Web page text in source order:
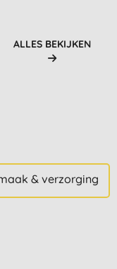
ALLES BEKIJKEN
& verzorging